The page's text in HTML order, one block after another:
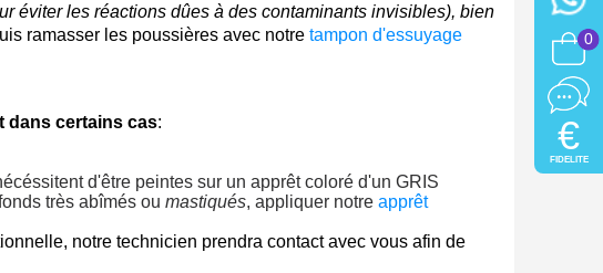
éviter les réactions dûes à des contaminants invisibles), bien
ramasser les poussières avec notre tampon d'essuyage
dans certains cas:
d'être peintes sur un apprêt coloré d'un GRIS
très abîmés ou mastiqués, appliquer notre apprêt
notre technicien prendra contact avec vous afin de
0
€
FIDELITE